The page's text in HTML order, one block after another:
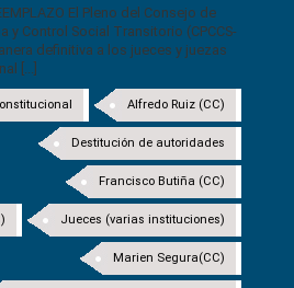
El Pleno del Consejo de
y Control Social Transitorio (CPCCS-
definitiva a los jueces y juezas
[...]
Alfredo Ruiz (CC)
Destitución de autoridades
Francisco Butiña (CC)
Jueces (varias instituciones)
Marien Segura(CC)